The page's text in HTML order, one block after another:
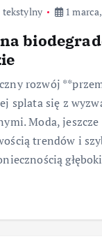
tekstylny 1
rozwój
splata się z
Moda,
trendów i